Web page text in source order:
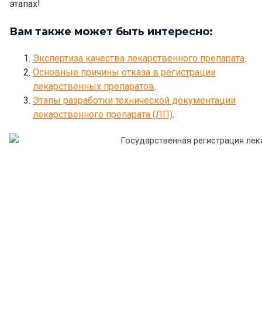
этапах!
Вам также может быть интересно:
Экспертиза качества лекарственного препарата.
Основные причины отказа в регистрации
лекарственных препаратов.
Этапы разработки технической документации
лекарственного препарата (ЛП).